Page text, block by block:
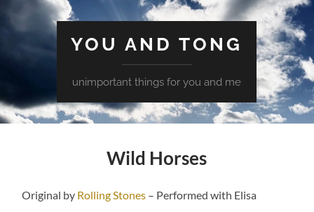
YOU AND TONG
unimportant things for you and me
Wild Horses
Original by Rolling Stones – Performed with Elisa